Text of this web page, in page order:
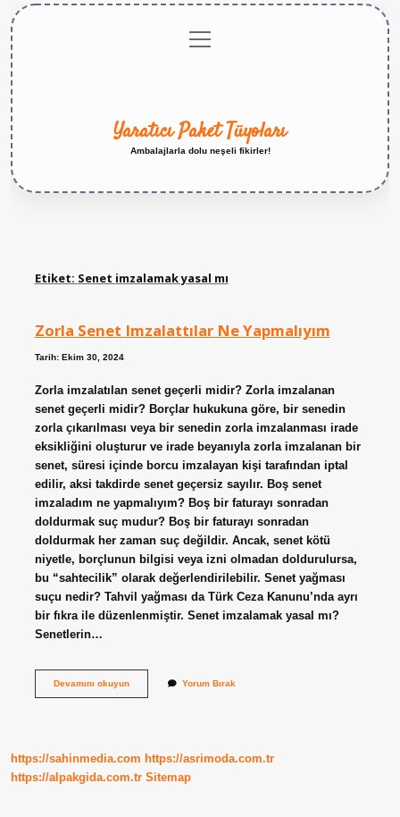
menüyü
aç
Yaratıcı Paket Tüyoları
Ambalajlarla dolu neşeli fikirler!
Etiket: Senet imzalamak yasal mı
Zorla Senet Imzalattılar Ne Yapmalıyım
Tarih: Ekim 30, 2024
Zorla imzalatılan senet geçerli midir? Zorla imzalanan
senet geçerli midir? Borçlar hukukuna göre, bir senedin
zorla çıkarılması veya bir senedin zorla imzalanması irade
eksikliğini oluşturur ve irade beyanıyla zorla imzalanan bir
senet, süresi içinde borcu imzalayan kişi tarafından iptal
edilir, aksi takdirde senet geçersiz sayılır. Boş senet
imzaladım ne yapmalıyım? Boş bir faturayı sonradan
doldurmak suç mudur? Boş bir faturayı sonradan
doldurmak her zaman suç değildir. Ancak, senet kötü
niyetle, borçlunun bilgisi veya izni olmadan doldurulursa,
bu “sahtecilik” olarak değerlendirilebilir. Senet yağması
suçu nedir? Tahvil yağması da Türk Ceza Kanunu’nda ayrı
bir fıkra ile düzenlenmiştir. Senet imzalamak yasal mı?
Senetlerin…
Devamını okuyunZorla
Yorum Bırak
https://sahinmedia.com https://asrimoda.com.tr
https://alpakgida.com.tr Sitemap